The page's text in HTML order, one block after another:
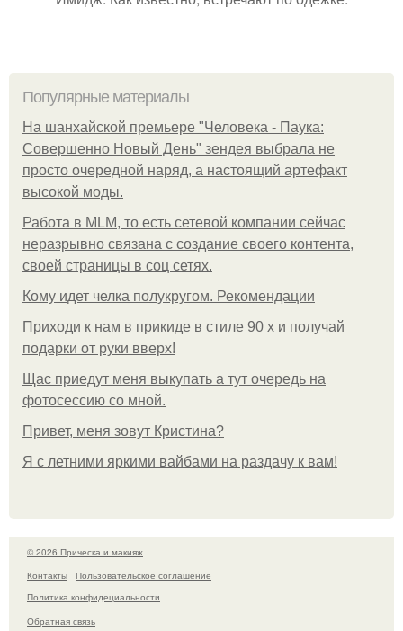
Популярные материалы
На шанхайской премьере "Человека - Паука:
Совершенно Новый День" зендея выбрала не
просто очередной наряд, а настоящий артефакт
высокой моды.
Работа в MLM, то есть сетевой компании сейчас
неразрывно связана с создание своего контента,
своей страницы в соц сетях.
Кому идет челка полукругом. Рекомендации
Приходи к нам в прикиде в стиле 90 х и получай
подарки от руки вверх!
Щас приедут меня выкупать а тут очередь на
фотосессию со мной.
Привет, меня зовут Кристина?
Я с летними яркими вайбами на раздачу к вам!
© 2026 Прическа и макияж
Контакты
Пользовательское соглашение
Политика конфидециальности
Обратная связь